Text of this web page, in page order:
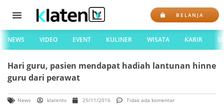
BELANJA
NEWS VIDEO EVENT KULINER WISATA KARIR
Hari guru, pasien mendapat hadiah lantunan hinne
guru dari perawat
News klatentv 25/11/2016 Tidak ada komentar